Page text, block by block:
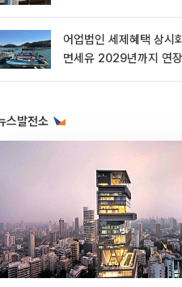
어업법인 세제혜택 상시
면세유 2029년까지 연장
스발전소